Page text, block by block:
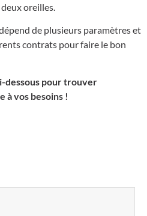
oreilles.
de plusieurs paramètres et
contrats pour faire le bon
dessous pour trouver
à vos besoins !